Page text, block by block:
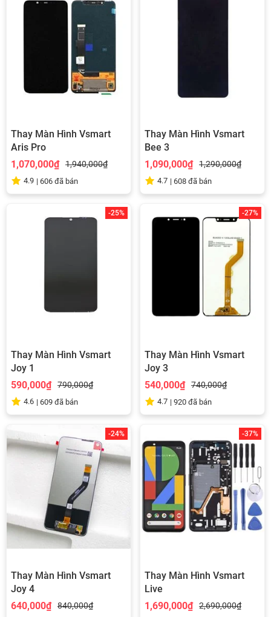
Thay Màn Hình Vsmart
Aris Pro
1,070,000₫
1,940,000₫
4.9 | 606 đã bán
Thay Màn Hình Vsmart
Bee 3
1,090,000₫
1,290,000₫
4.7 | 608 đã bán
-25%
Thay Màn Hình Vsmart
Joy 1
590,000₫
790,000₫
4.6 | 609 đã bán
-27%
Thay Màn Hình Vsmart
Joy 3
540,000₫
740,000₫
4.7 | 920 đã bán
-24%
Thay Màn Hình Vsmart
Joy 4
640,000₫
840,000₫
-37%
Thay Màn Hình Vsmart
Live
1,690,000₫
2,690,000₫